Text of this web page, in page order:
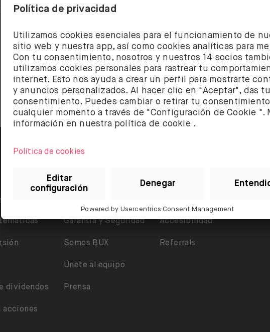
los
resultados del primer
trimestre de 2022
Leer más
dividendos
acciones
Garantía y Seguridad
Somos BUX
Únete al equipo
Prensa
Accesibilidad
Referrals